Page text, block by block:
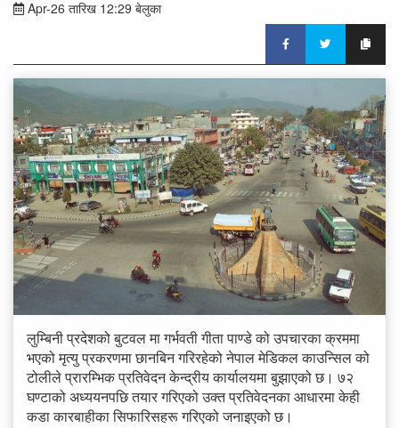
Apr-26 तारिख 12:29 बेलुका
लुम्बिनी प्रदेशको बुटवल मा गर्भवती गीता पाण्डे को उपचारका क्रममा
भएको मृत्यु प्रकरणमा छानबिन गरिरहेको नेपाल मेडिकल काउन्सिल को
टोलीले प्रारम्भिक प्रतिवेदन केन्द्रीय कार्यालयमा बुझाएको छ। ७२
घण्टाको अध्ययनपछि तयार गरिएको उक्त प्रतिवेदनका आधारमा केही
कडा कारबाहीका सिफारिसहरू गरिएको जनाइएको छ।